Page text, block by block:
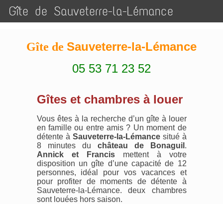
Gîte de Sauveterre-la-Lémance
Gîte de Sauveterre-la-Lémance
05 53 71 23 52
Gîtes et chambres à louer
Vous êtes à la recherche d’un gîte à louer
en famille ou entre amis ? Un moment de
détente à Sauveterre-la-Lémance situé à
8 minutes du château de Bonaguil .
Annick et Francismettent à votre
disposition un gîte d’une capacité de 12
personnes, idéal pour vos vacances et
pour profiter de moments de détente à
Sauveterre-la-Lémance. deux chambres
sont louées hors saison.